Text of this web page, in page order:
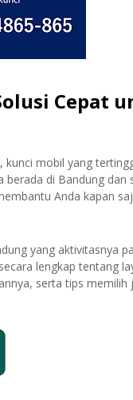
Cepat
kunci mobil yang
berada di Bandung dan
Anda kapan
yang aktivitasnya
lengkap tentang
serta tips memilih